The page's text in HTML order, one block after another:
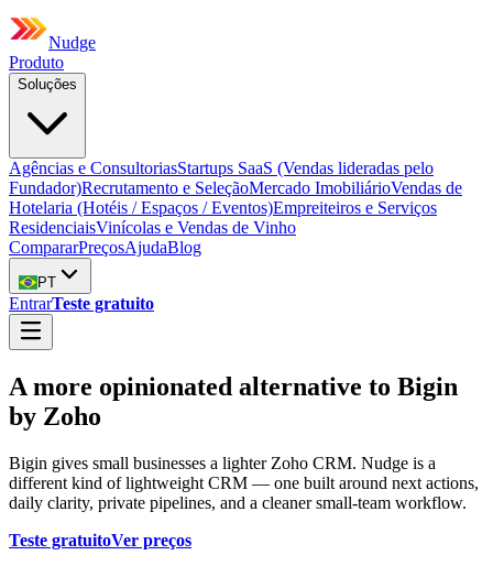
Nudge
Produto
Soluções
Agências e ConsultoriasStartups SaaS (Vendas lideradas pelo
Fundador)Recrutamento e SeleçãoMercado ImobiliárioVendas de
Hotelaria (Hotéis / Espaços / Eventos)Empreiteiros e Serviços
ResidenciaisVinícolas e Vendas de Vinho
CompararPreçosAjudaBlog
PT
EntrarTeste gratuito
A more opinionated alternative to Bigin
by Zoho
Bigin gives small businesses a lighter Zoho CRM. Nudge is a
different kind of lightweight CRM — one built around next actions,
daily clarity, private pipelines, and a cleaner small-team workflow.
Teste gratuitoVer preços